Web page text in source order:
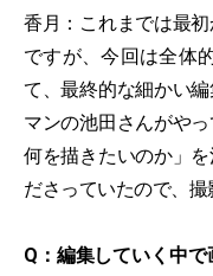
香月：これまでは最
ですが、今回は全体
て、最終的な細かい
マンの池田さんがや
何を描きたいのか」
ださっていたので、撮
Q：編集していく中